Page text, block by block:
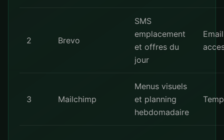
2 Brevo
SMS
emplacement
et offres du
jour
3 Mailchimp
Menus visuels
et planning
hebdomadaire